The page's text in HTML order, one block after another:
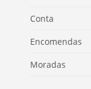
Conta
Encomendas
Moradas